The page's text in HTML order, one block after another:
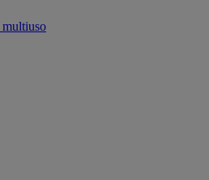
multiuso